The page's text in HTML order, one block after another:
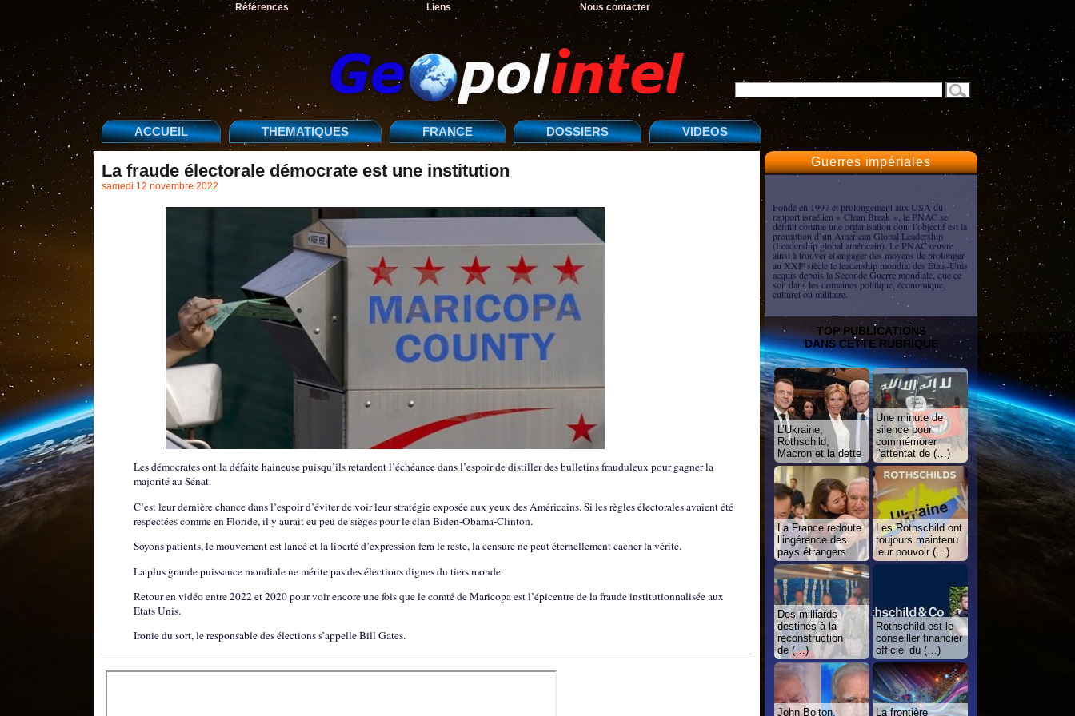
Références Liens Nous contacter
ACCUEIL THEMATIQUES FRANCE DOSSIERS VIDEOS
La fraude électorale démocrate est une institution
samedi 12 novembre 2022
Les démocrates ont la défaite haineuse puisqu’ils retardent l’échéance dans l’espoir de distiller des bulletins frauduleux pour gagner la
majorité au Sénat.
C’est leur dernière chance dans l’espoir d’éviter de voir leur stratégie exposée aux yeux des Américains. Si les règles électorales avaient été
respectées comme en Floride, il y aurait eu peu de sièges pour le clan Biden-Obama-Clinton.
Soyons patients, le mouvement est lancé et la liberté d’expression fera le reste, la censure ne peut éternellement cacher la vérité.
La plus grande puissance mondiale ne mérite pas des élections dignes du tiers monde.
Retour en vidéo entre 2022 et 2020 pour voir encore une fois que le comté de Maricopa est l’épicentre de la fraude institutionnalisée aux
Etats Unis.
Ironie du sort, le responsable des élections s’appelle Bill Gates.
Guerres impériales
Fondé en 1997 et prolongement aux USA du
rapport israélien « Clean Break », le PNAC se
définit comme une organisation dont l’objectif est la
promotion d’un American Global Leadership
(Leadership global américain). Le PNAC œuvre
ainsi à trouver et engager des moyens de prolonger
au XXIe siècle le leadership mondial des États-Unis
acquis depuis la Seconde Guerre mondiale, que ce
soit dans les domaines politique, économique,
culturel ou militaire.
TOP PUBLICATIONS
DANS CETTE RUBRIQUE
L’Ukraine,
Rothschild,
Macron et la dette
Une minute de
silence pour
commémorer
l’attentat de (…)
La France redoute
l’ingérence des
pays étrangers
Les Rothschild ont
toujours maintenu
leur pouvoir (…)
Des milliards
destinés à la
reconstruction
de (…)
Rothschild est le
conseiller financier
officiel du (…)
John Bolton, La frontière